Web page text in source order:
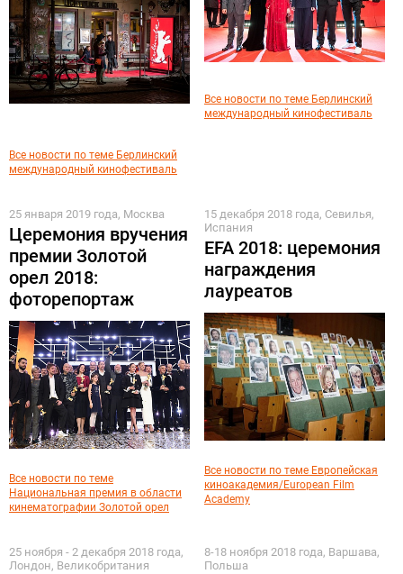
Все новости по теме Берлинский
международный кинофестиваль
Все новости по теме Берлинский
международный кинофестиваль
25 января 2019 года, Москва
Церемония вручения
премии Золотой
орел 2018:
фоторепортаж
Все новости по теме
Национальная премия в области
кинематографии Золотой орел
15 декабря 2018 года, Севилья,
Испания
EFA 2018: церемония
награждения
лауреатов
Все новости по теме Европейская
киноакадемия/European Film
Academy
25 ноября - 2 декабря 2018 года,
Лондон, Великобритания
8-18 ноября 2018 года, Варшава,
Польша